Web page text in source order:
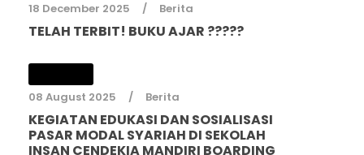
18 December 2025 Berita
TELAH TERBIT! BUKU AJAR ?????
08 August 2025 Berita
KEGIATAN EDUKASI DAN SOSIALISASI
PASAR MODAL SYARIAH DI SEKOLAH
INSAN CENDEKIA MANDIRI BOARDING